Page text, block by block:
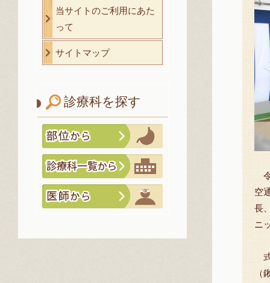
当サイトのご利用にあた
って
サイトマップ
診療科を探す
空
長
ニ